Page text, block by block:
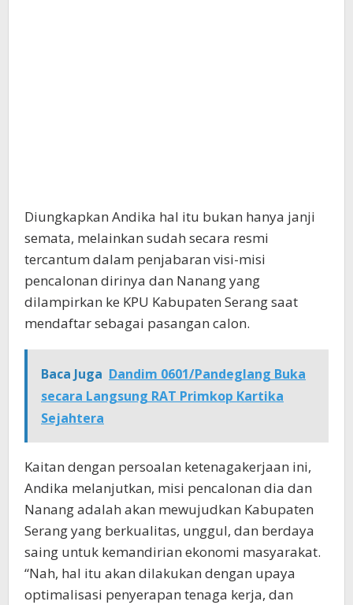
Diungkapkan Andika hal itu bukan hanya janji
semata, melainkan sudah secara resmi
tercantum dalam penjabaran visi-misi
pencalonan dirinya dan Nanang yang
dilampirkan ke KPU Kabupaten Serang saat
mendaftar sebagai pasangan calon.
Baca Juga Dandim 0601/Pandeglang Buka
secara Langsung RAT Primkop Kartika
Sejahtera
Kaitan dengan persoalan ketenagakerjaan ini,
Andika melanjutkan, misi pencalonan dia dan
Nanang adalah akan mewujudkan Kabupaten
Serang yang berkualitas, unggul, dan berdaya
saing untuk kemandirian ekonomi masyarakat.
“Nah, hal itu akan dilakukan dengan upaya
optimalisasi penyerapan tenaga kerja, dan